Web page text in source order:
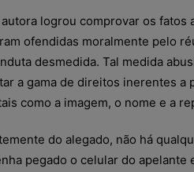
logrou comprovar os fatos
ofendidas moralmente pelo
desmedida. Tal medida
a gama de direitos inerentes a
como a imagem, o nome e a
do alegado, não há
pegado o celular do apelante